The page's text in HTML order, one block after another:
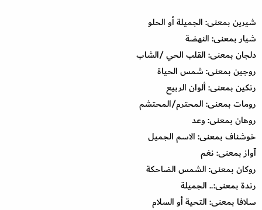
شيرين بمعنى: الجميلة أو الحلو
شيار بمعنى: النهضة
دلجان بمعنى: القلب الحي /الشاب
روجين بمعنى: شمس الحياة
رنكين بمعنى: ألوان الربيع
رومات بمعنى: المحترم/المحتشم
روهان بمعنى: وعد
خوشناف بمعنى: الاسم الجميل
آواز بمعنى: نغم
روكان بمعنى: الشمس الضاحكة
رندة بمعنى:.. الجميلة
سلافا بمعنى: التحية أو السلام